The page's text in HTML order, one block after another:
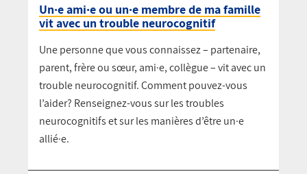
Un·e ami·e ou un·e membre de ma famille
vit avec un trouble neurocognitif
Une personne que vous connaissez – partenaire,
parent, frère ou sœur, ami·e, collègue – vit avec un
trouble neurocognitif. Comment pouvez-vous
l’aider? Renseignez-vous sur les troubles
neurocognitifs et sur les manières d’être un·e
allié·e.